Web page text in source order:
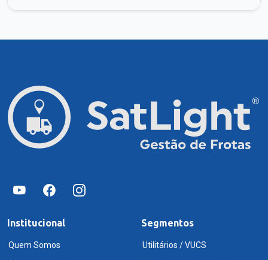
Institucional
Quem Somos
Segmentos
Utilitários / VUCS